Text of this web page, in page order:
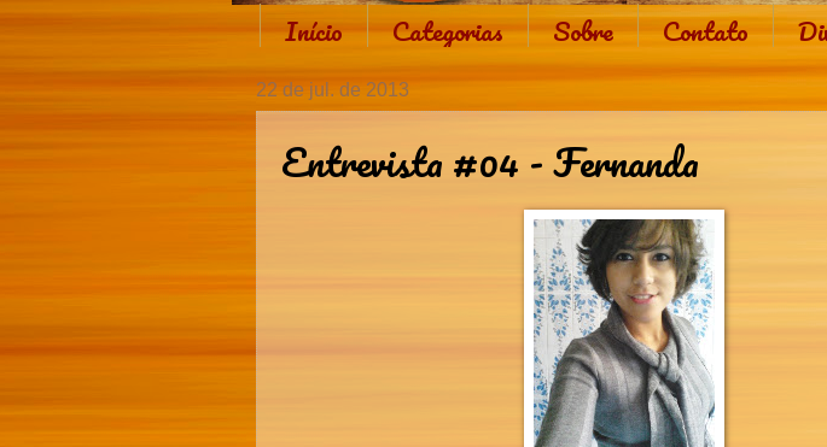
Início Categorias Sobre Contato
22 de jul. de 2013
Entrevista #04 - Fernanda